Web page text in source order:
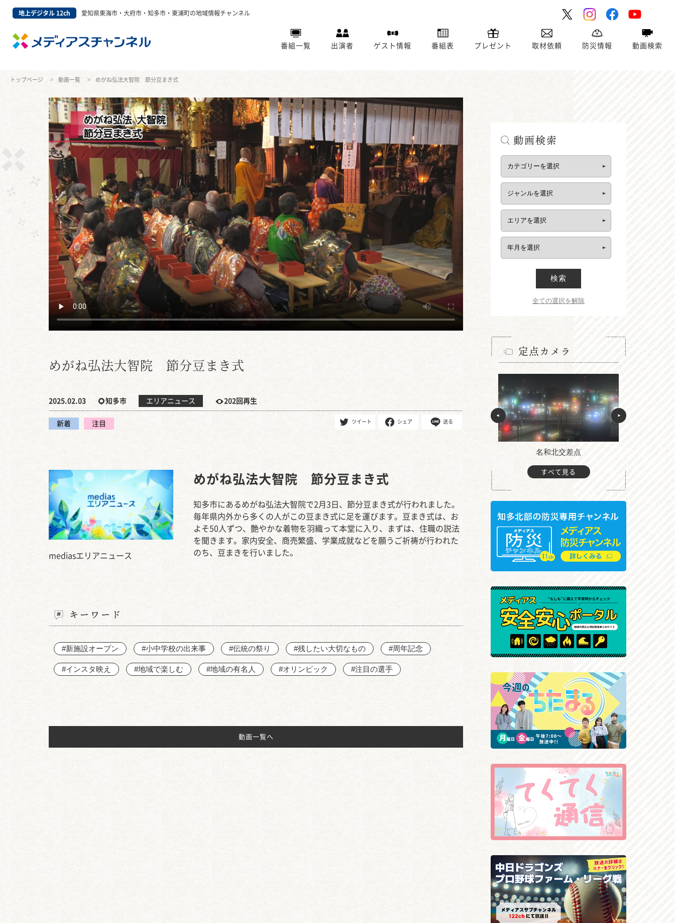
地上デジタル 12ch 愛知県東海市・大府市・知多市・東浦町の地域情報チャンネル
番組一覧 出演者 ゲスト情報 番組表 プレゼント 取材依頼 防災情報 動画検索
トップページ 動画一覧 めがね弘法大智院 節分豆まき式
めがね弘法大智院 節分豆まき式
2025.02.03 知多市 エリアニュース 202回再生
新着 注目 ツイート シェア 送る
mediasエリアニュース
めがね弘法大智院 節分豆まき式
知多市にあるめがね弘法大智院で2月3日、節分豆まき式が行われました。
毎年県内外から多くの人がこの豆まき式に足を運びます。豆まき式は、お
よそ50人ずつ、艶やかな着物を羽織って本堂に入り、まずは、住職の説法
を聞きます。家内安全、商売繁盛、学業成就などを願うご祈祷が行われた
のち、豆まきを行いました。
キーワード
#新施設オープン #小中学校の出来事 #伝統の祭り #残したい大切なもの #周年記念
#インスタ映え #地域で楽しむ #地域の有名人 #オリンピック #注目の選手
動画一覧へ
動画検索
検索
全ての選択を解除
定点カメラ
名和北交差点
すべて見る